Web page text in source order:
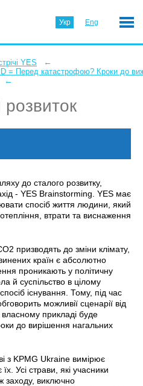
Укр Eng
YES ←
= Перед катастрофою? Кроки до
←
до сталого розвитку,
- YES Brainstorming. YES має
спосіб життя людини, який
втрати та виснаження
призводять до зміни клімату,
країн є абсолютно
проникають у політичну
й суспільство в цілому
існування. Тому, під час
можливії сценарії від
власному прикладі буде
до вирішення нагальних
з KPMG Ukraine вимірює
Усі страви, які учасники
заходу, виключно